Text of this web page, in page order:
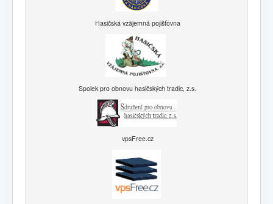
Hasičská vzájemná pojišťovna
Spolek pro obnovu hasičských tradic, z.s.
vpsFree.cz